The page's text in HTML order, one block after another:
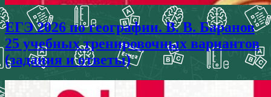
ЕГЭ 2026 по географии. В. В. Баранов
25 учебных тренировочных вариантов
(задания и ответы)